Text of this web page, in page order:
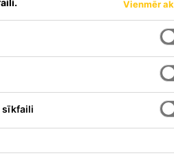
izturību.
speciāli
Icosit KC
Vienmēr
sīkfaili